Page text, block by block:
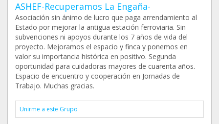
ASHEF-Recuperamos La Engaña-
Asociación sin ánimo de lucro que paga arrendamiento al
Estado por mejorar la antigua estación ferroviaria. Sin
subvenciones ni apoyos durante los 7 años de vida del
proyecto. Mejoramos el espacio y finca y ponemos en
valor su importancia histórica en positivo. Segunda
oportunidad para cuidadoras mayores de cuarenta años.
Espacio de encuentro y cooperación en Jornadas de
Trabajo. Muchas gracias.
Unirme a este Grupo